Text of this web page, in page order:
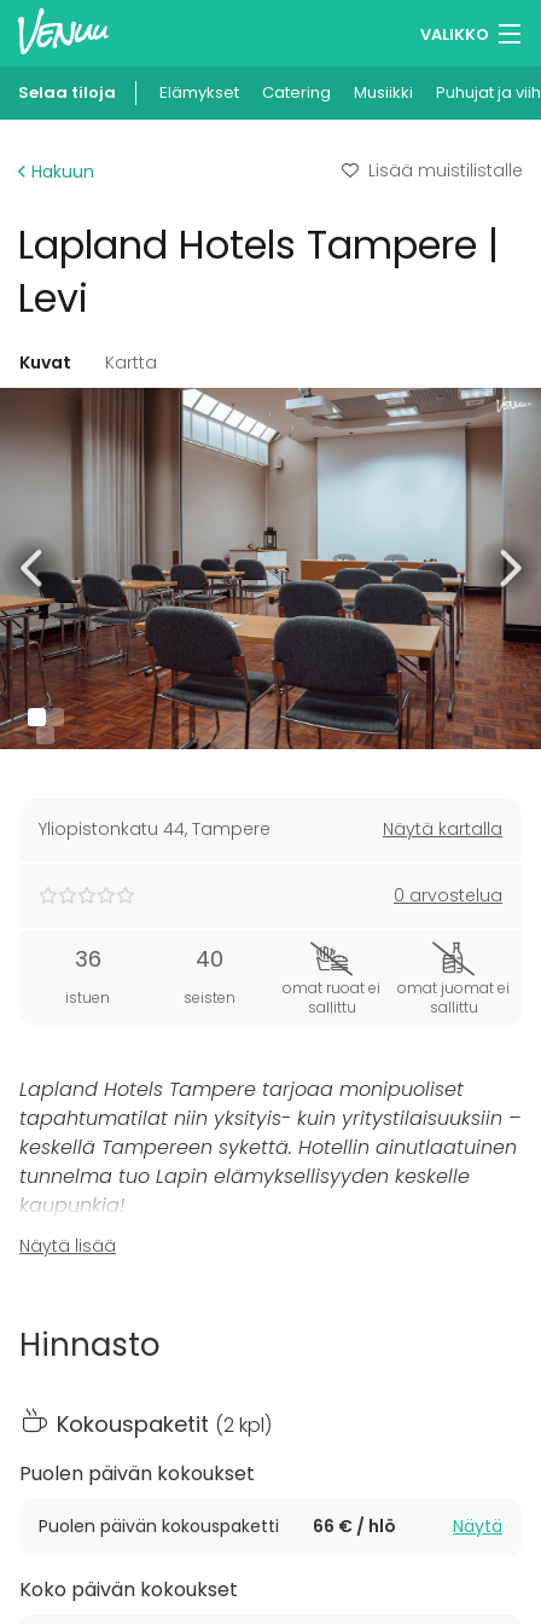
VALIKKO
Muistilistasi
Ilmoita kohteesi
Selaa tiloja Elämykset Catering Musiikki Puhujat ja
Hakuun Lisää muistilistalle
Lapland Hotels Tampere |
Levi
Kuvat Kartta
Yliopistonkatu 44, Tampere Näytä kartalla
0 arvostelua
36
istuen
40
seisten
omat ruoat ei
sallittu
omat juomat ei
sallittu
Lapland Hotels Tampere tarjoaa monipuoliset
tapahtumatilat niin yksityis- kuin yritystilaisuuksiin –
keskellä Tampereen sykettä. Hotellin ainutlaatuinen
tunnelma tuo Lapin elämyksellisyyden keskelle
kaupunkia!
Lapland Hotels Tampereen valikoimasta löytyy
erilaista ja muunneltavissa olevaa kokoustilaa
Levion luomava kokoustila, joka soveltuu
maksimissaan 40 hengen tilaisuuksiin. Suuri kuvaseinä
maailmaan ja modernin kokoustekniikan avulla
Näytä lisää
Hinnasto
Kokouspaketit (2 kpl)
Puolen päivän kokoukset
Puolen päivän kokouspaketti 66 € / hlö Näytä
Koko päivän kokoukset